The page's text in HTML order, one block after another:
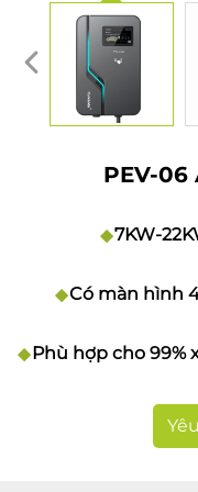
PEV-06
7KW-
Có màn hình
Phù hợp cho 99%